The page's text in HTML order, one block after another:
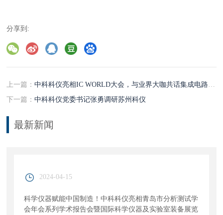
分享到:
上一篇：中科科仪亮相IC WORLD大会，与业界大咖共话集成电路设备与科学仪器的协同融合发展
下一篇：中科科仪党委书记张勇调研苏州科仪
最新新闻
2024-04-15
科学仪器赋能中国制造！中科科仪亮相青岛市分析测试学
会年会系列学术报告会暨国际科学仪器及实验室装备展览